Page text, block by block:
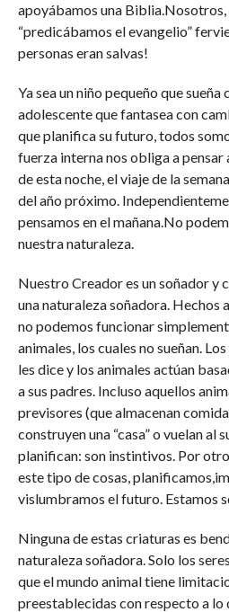
apoyábamos una Biblia.Nosotros,
“predicábamos el evangelio”
personas eran salvas!
Ya sea un niño pequeño que sueña
adolescente que fantasea con
que planifica su futuro, todos
fuerza interna nos obliga a
de esta noche, el viaje de la
del año próximo.
pensamos en el mañana.No
nuestra naturaleza.
Nuestro Creador es un soñador y
una naturaleza soñadora. Hechos
no podemos funcionar
animales, los cuales no sueñan.
les dice y los animales actúan
a sus padres. Incluso aquellos
previsores (que almacenan
construyen una “casa” o vuelan al
planifican: son instintivos. Por
este tipo de cosas,
vislumbramos el futuro. Estamos
Ninguna de estas criaturas es
naturaleza soñadora. Solo los
que el mundo animal tiene
preestablecidas con respecto a lo